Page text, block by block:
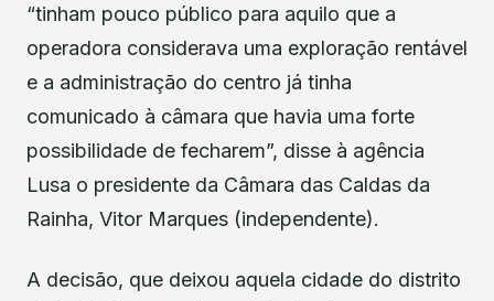
“tinham pouco público para aquilo que a
operadora considerava uma exploração rentável
e a administração do centro já tinha
comunicado à câmara que havia uma forte
possibilidade de fecharem”, disse à agência
Lusa o presidente da Câmara das Caldas da
Rainha, Vitor Marques (independente).
A decisão, que deixou aquela cidade do distrito